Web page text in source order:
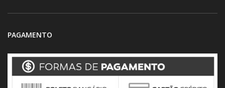
PAGAMENTO